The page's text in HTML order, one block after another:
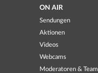
ON AIR
Sendungen
Aktionen
Videos
Webcams
Moderatoren & Team